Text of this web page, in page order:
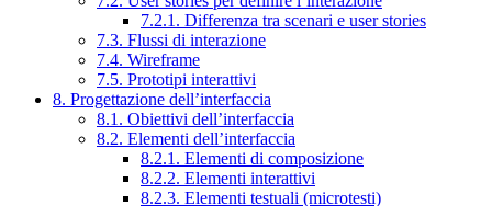
7.2.1. Differenza tra scenari e user stories
7.3. Flussi di interazione
7.4. Wireframe
7.5. Prototipi interattivi
8. Progettazione dell’interfaccia
8.1. Obiettivi dell’interfaccia
8.2. Elementi dell’interfaccia
8.2.1. Elementi di composizione
8.2.2. Elementi interattivi
8.2.3. Elementi testuali (microtesti)